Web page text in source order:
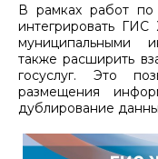
В рамках работ
интегрировать
муниципальными
также расширить
госуслуг. Это
размещения
дублирование